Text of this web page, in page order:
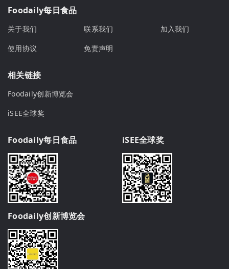
Foodaily每日食品
关于我们 联系我们
加入我们
使用协议
免责声明
相关链接
Foodaily创新博览会
iSEE全球奖
Foodaily每日食品 iSEE全球奖
Foodaily创新博览会